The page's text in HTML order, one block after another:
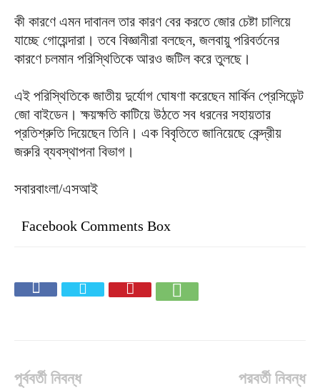
কী কারণে এমন দাবানল তার কারণ বের করতে জোর চেষ্টা চালিয়ে
যাচ্ছে গোয়েন্দারা। তবে বিজ্ঞানীরা বলছেন, জলবায়ু পরিবর্তনের
কারণে চলমান পরিস্থিতিকে আরও জটিল করে তুলছে।
এই পরিস্থিতিকে জাতীয় দুর্যোগ ঘোষণা করেছেন মার্কিন প্রেসিডেন্ট
জো বাইডেন। ক্ষয়ক্ষতি কাটিয়ে উঠতে সব ধরনের সহায়তার
প্রতিশ্রুতি দিয়েছেন তিনি। এক বিবৃতিতে জানিয়েছে কেন্দ্রীয়
জরুরি ব্যবস্থাপনা বিভাগ।
সবারবাংলা/এসআই
Facebook Comments Box
পূর্ববর্তী নিবন্ধ পরবর্তী নিবন্ধ